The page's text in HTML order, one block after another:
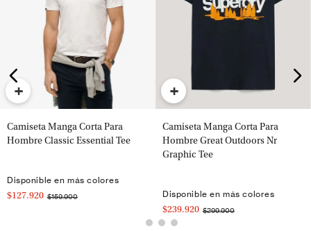
+
Camiseta Manga Corta Para
Hombre Classic Essential Tee
Disponible en más colores
$127.920 $159.900
+
Camiseta Manga Corta Para
Hombre Great Outdoors Nr
Graphic Tee
Disponible en más colores
$239.920 $299.900